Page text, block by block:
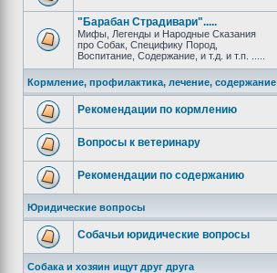
"Барабан Страдивари".....
Мифы, Легенды и Народные Сказания
про Собак, Специфику Пород,
Воспитание, Содержание, и т.д. и т.п. .....
Кормление, профилактика, лечение, содержание
Рекомендации по кормлению
Вопросы к ветеринару
Рекомендации по содержанию
Юридические вопросы
Собачьи юридические вопросы
Собака и хозяин ищут друг друга